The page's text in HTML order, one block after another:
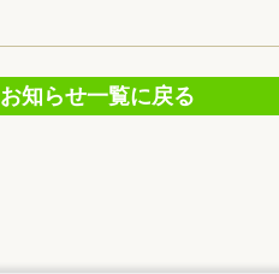
お知らせ一覧に戻る